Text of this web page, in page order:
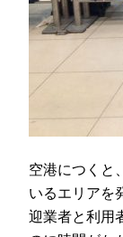
空港につくと
いるエリアを
迎業者と利用